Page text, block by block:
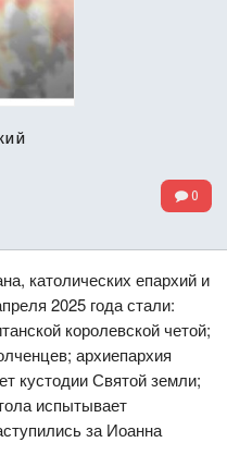
0
католических епархий и
2025 года стали:
королевской четой;
архиепархия
кустодии Святой земли;
испытывает
за Иоанна